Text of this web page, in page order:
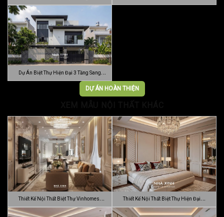
…
Dự Án Biệt Thự Hiện Đại 3 Tầng Sang
DỰ ÁN HOÀN THIỆN
Thiết Kế Nội Thất Biệt Thự Vinhomes
Gran…
Thiết Kế Nội Thất Biệt Thự Hiện Đại
Sang…